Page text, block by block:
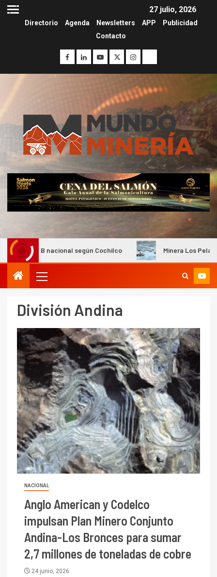
27 julio, 2026
Directorio Agenda Newsletters APP
Publicidad
Contacto
nacional según Cochilco Minera Los Pelambres
División Andina
NACIONAL
Anglo American y Codelco
impulsan Plan Minero Conjunto
Andina-Los Bronces para sumar
2,7 millones de toneladas de cobre
24 junio, 2026